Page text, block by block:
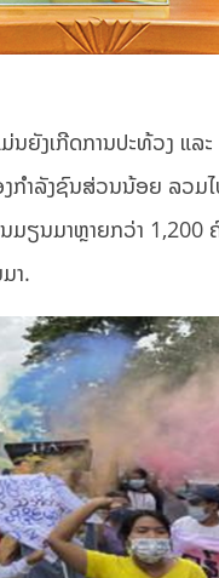
ຍັງເກີດການປະທ້ວງ ແລ
ກຳລັງຊົນສ່ວນນ້ອຍ ລວມ
ມຽນມາຫຼາຍກວ່າ
າ.